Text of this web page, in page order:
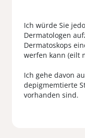
Ich würde Sie
Dermatologen
Dermatoskops
werfen kann (eilt
Ich gehe davon
depigmemtierte
vorhanden sind.